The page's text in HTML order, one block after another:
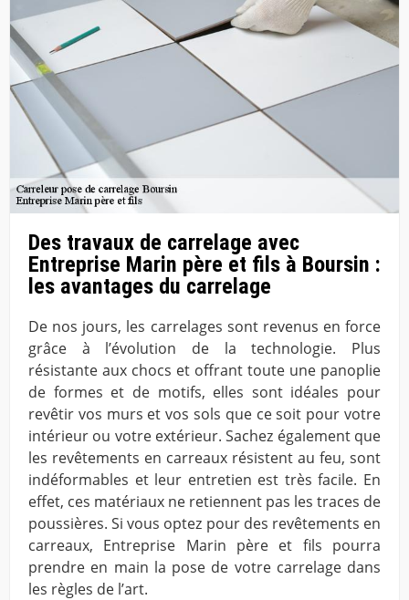
Des travaux de carrelage avec
Entreprise Marin père et fils à Boursin :
les avantages du carrelage
De nos jours, les carrelages sont revenus en force
grâce à l’évolution de la technologie. Plus
résistante aux chocs et offrant toute une panoplie
de formes et de motifs, elles sont idéales pour
revêtir vos murs et vos sols que ce soit pour votre
intérieur ou votre extérieur. Sachez également que
les revêtements en carreaux résistent au feu, sont
indéformables et leur entretien est très facile. En
effet, ces matériaux ne retiennent pas les traces de
poussières. Si vous optez pour des revêtements en
carreaux, Entreprise Marin père et fils pourra
prendre en main la pose de votre carrelage dans
les règles de l’art.